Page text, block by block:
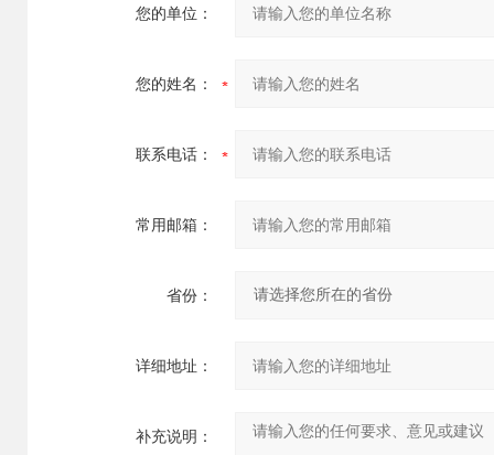
您的单位：
您的姓名：
联系电话：
常用邮箱：
省份：
详细地址：
补充说明：